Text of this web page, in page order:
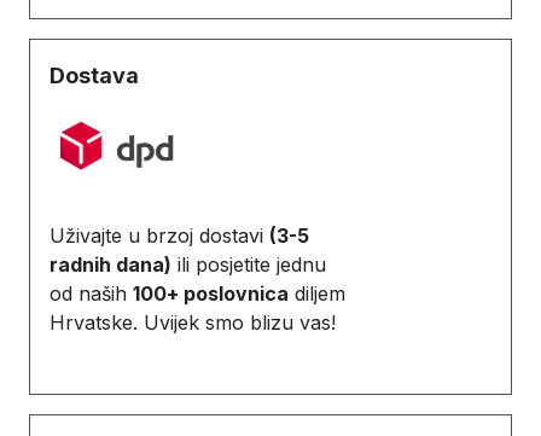
Dostava
Uživajte u brzoj dostavi (3-5
radnih dana) ili posjetite jednu
od naših 100+ poslovnica diljem
Hrvatske. Uvijek smo blizu vas!